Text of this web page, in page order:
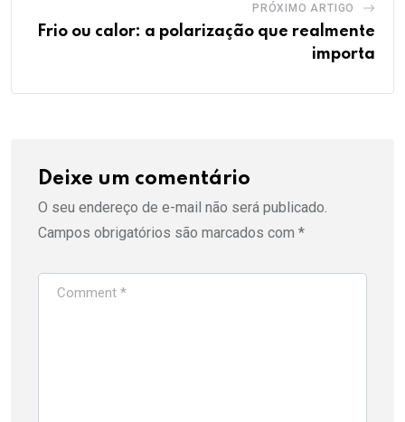
PRÓXIMO ARTIGO
Frio ou calor: a polarização que realmente
importa
Deixe um comentário
O seu endereço de e-mail não será publicado.
Campos obrigatórios são marcados com *